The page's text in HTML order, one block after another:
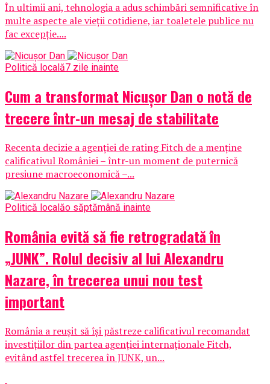
În ultimii ani, tehnologia a adus schimbări semnificative în
multe aspecte ale vieții cotidiene, iar toaletele publice nu
fac excepție....
Politică locală7 zile inainte
Cum a transformat Nicușor Dan o notă de
trecere într-un mesaj de stabilitate
Recenta decizie a agenției de rating Fitch de a menține
calificativul României – într-un moment de puternică
presiune macroeconomică –...
Politică localăo săptămână inainte
România evită să fie retrogradată în
„JUNK”. Rolul decisiv al lui Alexandru
Nazare, în trecerea unui nou test
important
România a reușit să își păstreze calificativul recomandat
investițiilor din partea agenției internaționale Fitch,
evitând astfel trecerea în JUNK, un...